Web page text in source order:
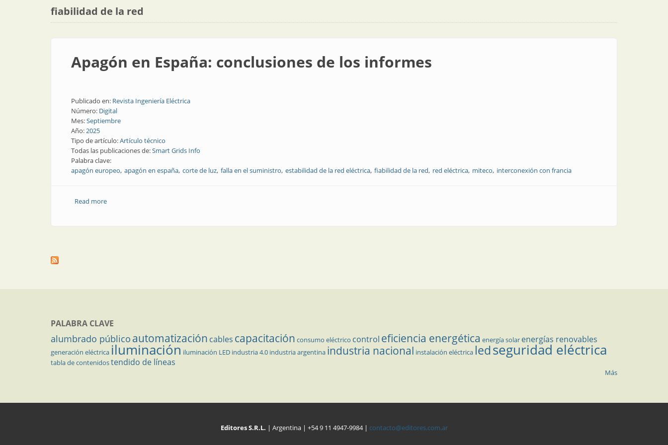
fiabilidad de la red
Apagón en España: conclusiones de los informes
Publicado en: Revista Ingeniería Eléctrica
Número: Digital
Mes:Septiembre
Año:2025
Tipo de artículo:Artículo técnico
Todas las publicaciones de:Smart Grids Info
Palabra clave:
apagón europeo apagón en españa corte de luz falla en el suministro estabilidad de la red eléctrica fiabilidad de la red red eléctrica miteco interconexión con francia
Read moreabout Apagón en España: conclusiones de los informes
PALABRA CLAVE
alumbrado público automatización cables capacitación consumo eléctrico control eficiencia energética energía solar energías renovables
generación eléctrica iluminación iluminación LED industria 4.0 industria argentina industria nacional instalación eléctrica ledseguridad eléctrica
tabla de contenidostendido de líneas
Más
Editores S.R.L. | Argentina | +54 9 11 4947-9984 | contacto@editores.com.ar